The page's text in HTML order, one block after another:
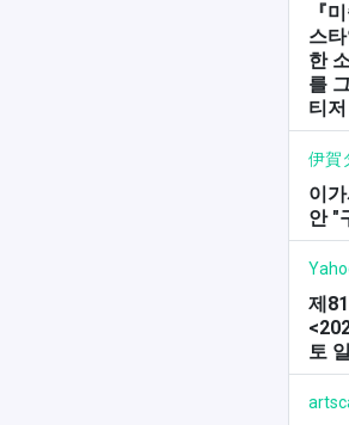
『
스
한
를
티
伊賀
이
안 "
제
토